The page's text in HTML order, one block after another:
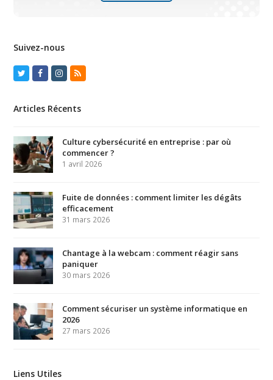
Suivez-nous
TwitterFacebook
Instagram
RSS
Articles Récents
Culture cybersécurité en entreprise : par où
commencer ?
1 avril 2026
Fuite de données : comment limiter les dégâts
efficacement
31 mars 2026
Chantage à la webcam : comment réagir sans
paniquer
30 mars 2026
Comment sécuriser un système informatique en
2026
27 mars 2026
Liens Utiles